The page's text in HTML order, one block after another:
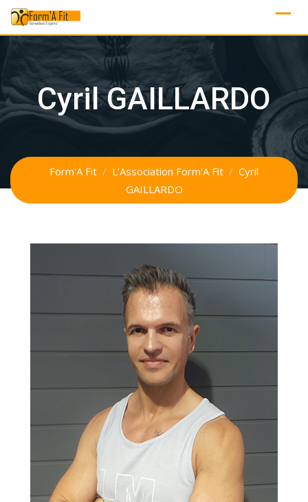
Skip
content
Cyril GAILLARDO
Form'A Fit / L’Association Form’A Fit / Cyril
GAILLARDO